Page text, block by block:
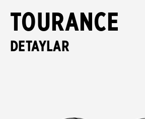
TOURANCE
DETAYLAR